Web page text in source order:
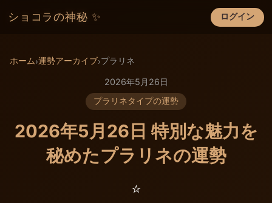
ショコラの神秘 ✨ ログイン
×
ホーム›運勢アーカイブ›プラリネ
2026年5月26日
プラリネタイプの運勢
2026年5月26日 特別な魅力を
秘めたプラリネの運勢
⭐️